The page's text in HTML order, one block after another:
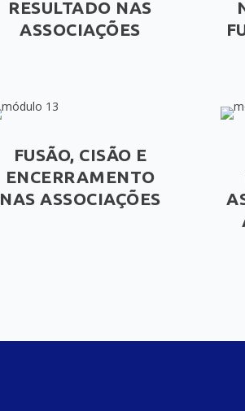
RESULTADO NAS
ASSOCIAÇÕES
FUSÃO, CISÃO E
ENCERRAMENTO
NAS ASSOCIAÇÕES